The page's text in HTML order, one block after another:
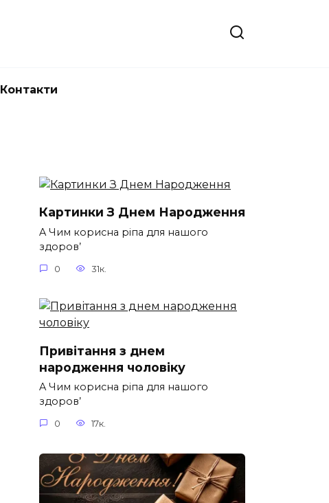
Контакти
Картинки З Днем Народження
A Чим корисна ріпа для нашого
здоров’
0 31к.
Привітання з днем
народження чоловіку
A Чим корисна ріпа для нашого
здоров’
0 17к.